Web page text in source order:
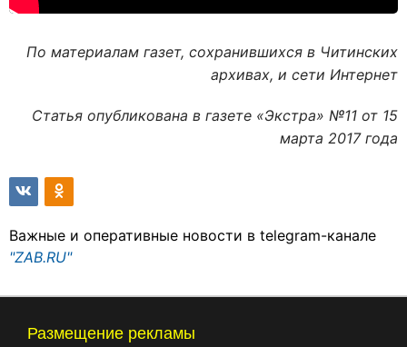
По материалам газет, сохранившихся в Читинских
архивах, и сети Интернет
Статья опубликована в газете «Экстра» №11 от 15
марта 2017 года
Важные и оперативные новости в telegram-канале
"ZAB.RU"
Размещение рекламы